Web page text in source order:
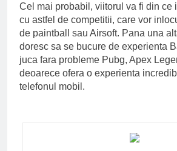
Cel mai probabil, viitorul va fi din ce
cu astfel de competitii, care vor
de paintball sau Airsoft. Pana una
doresc sa se bucure de experienta
juca fara probleme Pubg, Apex
deoarece ofera o experienta
telefonul mobil.